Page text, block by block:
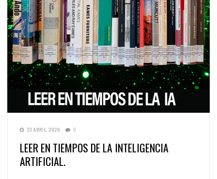
23 ABRIL, 2026 0
LEER EN TIEMPOS DE LA INTELIGENCIA
ARTIFICIAL.